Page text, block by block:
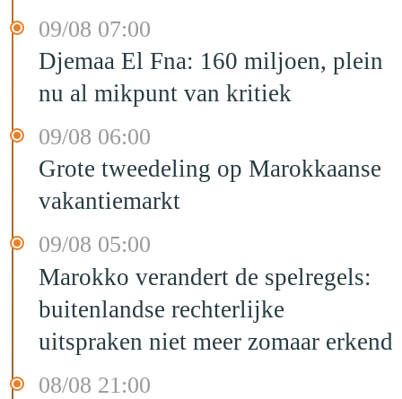
09/08 07:00
Djemaa El Fna: 160 miljoen, plein
nu al mikpunt van kritiek
09/08 06:00
Grote tweedeling op Marokkaanse
vakantiemarkt
09/08 05:00
Marokko verandert de spelregels:
buitenlandse rechterlijke
uitspraken niet meer zomaar erkend
08/08 21:00